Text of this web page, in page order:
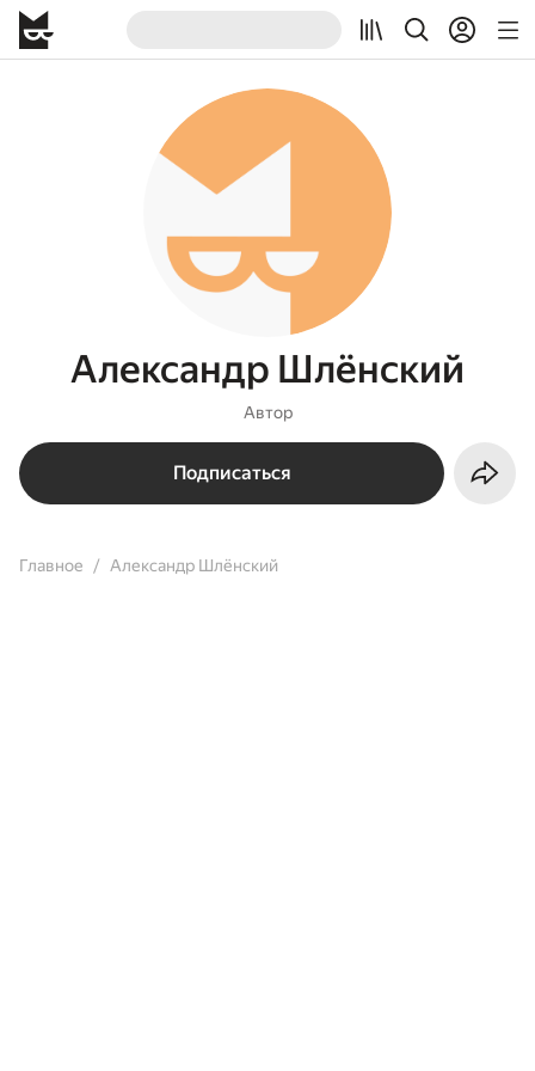
Александр Шлёнский
Автор
Подписаться
Главное Александр Шлёнский